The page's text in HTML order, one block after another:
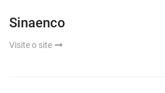
Sinaenco
Visite o site